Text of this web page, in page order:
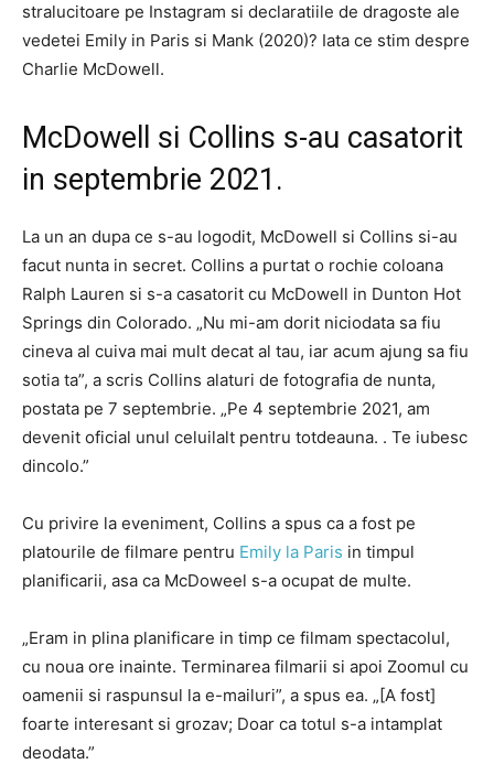
stralucitoare pe Instagram si declaratiile de dragoste ale
vedetei Emily in Paris si Mank (2020)? Iata ce stim despre
Charlie McDowell.
McDowell si Collins s-au casatorit
in septembrie 2021.
La un an dupa ce s-au logodit, McDowell si Collins si-au
facut nunta in secret. Collins a purtat o rochie coloana
Ralph Lauren si s-a casatorit cu McDowell in Dunton Hot
Springs din Colorado. „Nu mi-am dorit niciodata sa fiu
cineva al cuiva mai mult decat al tau, iar acum ajung sa fiu
sotia ta”, a scris Collins alaturi de fotografia de nunta,
postata pe 7 septembrie. „Pe 4 septembrie 2021, am
devenit oficial unul celuilalt pentru totdeauna. . Te iubesc
dincolo.”
Cu privire la eveniment, Collins a spus ca a fost pe
platourile de filmare pentru Emily la Paris in timpul
planificarii, asa ca McDoweel s-a ocupat de multe.
„Eram in plina planificare in timp ce filmam spectacolul,
cu noua ore inainte. Terminarea filmarii si apoi Zoomul cu
oamenii si raspunsul la e-mailuri”, a spus ea. „[A fost]
foarte interesant si grozav; Doar ca totul s-a intamplat
deodata.”